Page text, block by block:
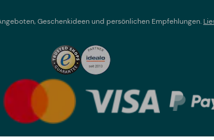
Geschenkideen und persönlichen Empfehlungen.